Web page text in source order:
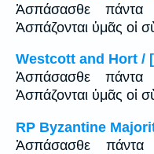
Ἀσπάσασθε πάντα
Ἀσπάζονται ὑμᾶς οἱ
Westcott and Hort /
Ἀσπάσασθε πάντα
Ἀσπάζονται ὑμᾶς οἱ
RP Byzantine
Ἀσπάσασθε πάντα